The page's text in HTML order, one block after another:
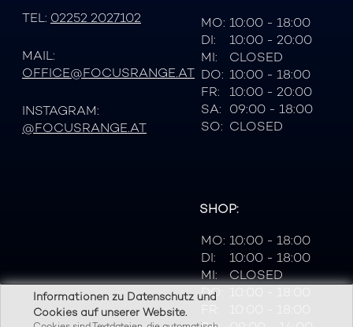
Informationen zu Datenschutz und
Cookies auf unserer Website.
TEL: 02252 2027102
MAIL:
OFFICE@FOCUSRANGE.AT
INSTAGRAM:
@FOCUSRANGE.AT
MO: 10:00 - 18:00
DI:
10:00 - 20:00
MI:
CLOSED
DO: 10:00 - 18:00
FR:
10:00 - 20:00
SA: 09:00 - 18:00
SO: CLOSED
SHOP:
MO: 10:00 - 18:00
DI:
10:00 - 18:00
MI:
CLOSED
DO: